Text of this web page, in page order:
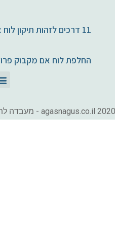
11 דרכים לזהות תיקון לוח אם מקבוק
החלפת לוח אם מקבוק פרו